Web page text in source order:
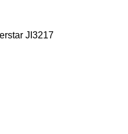
JI3217